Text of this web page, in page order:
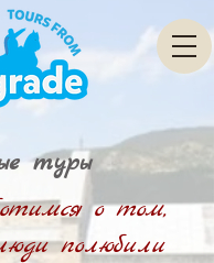
о том,
полюбили
туры